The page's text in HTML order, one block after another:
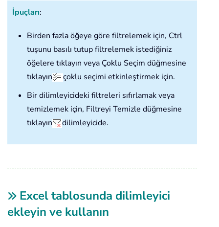
İpuçları:
Birden fazla öğeye göre filtrelemek için, Ctrl
tuşunu basılı tutup filtrelemek istediğiniz
öğelere tıklayın veya Çoklu Seçim düğmesine
tıklayın
çoklu seçimi etkinleştirmek için.
Bir dilimleyicideki filtreleri sıfırlamak veya
temizlemek için, Filtreyi Temizle düğmesine
tıklayın
dilimleyicide.
Excel tablosunda dilimleyici
ekleyin ve kullanın